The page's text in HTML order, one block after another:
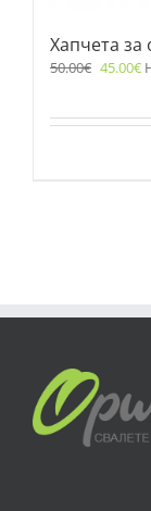
Хапчета
50.00€ 45.00€